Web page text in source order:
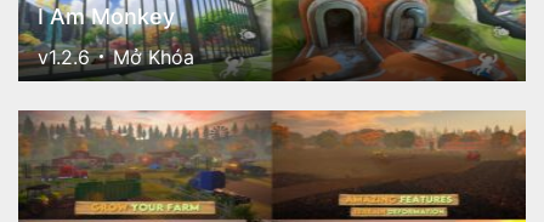
I Am Monkey
v1.2.6 Mở Khóa